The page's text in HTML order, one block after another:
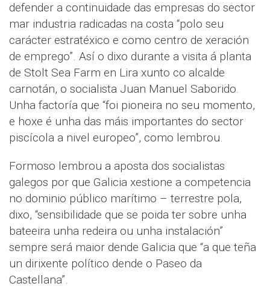
defender a continuidade das empresas do sector
mar industria radicadas na costa “polo seu
carácter estratéxico e como centro de xeración
de emprego”. Así o dixo durante a visita á planta
de Stolt Sea Farm en Lira xunto co alcalde
carnotán, o socialista Juan Manuel Saborido.
Unha factoría que “foi pioneira no seu momento,
e hoxe é unha das máis importantes do sector
piscícola a nivel europeo”, como lembrou.
Formoso lembrou a aposta dos socialistas
galegos por que Galicia xestione a competencia
no dominio público marítimo – terrestre pola,
dixo, “sensibilidade que se poida ter sobre unha
bateeira unha redeira ou unha instalación”
sempre será maior dende Galicia que “a que teña
un dirixente político dende o Paseo da
Castellana”.